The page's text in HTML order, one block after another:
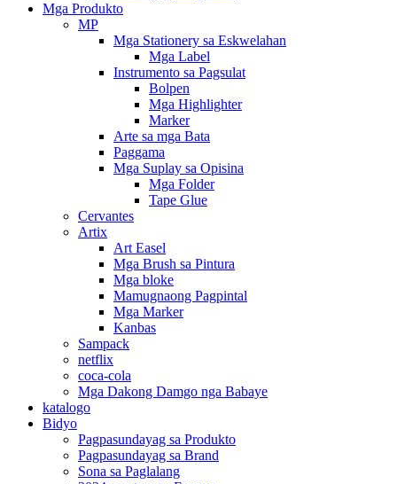
Mga Produkto
MP
Mga Stationery sa Eskwelahan
Mga Label
Instrumento sa Pagsulat
Bolpen
Mga Highlighter
Marker
Arte sa mga Bata
Paggama
Mga Suplay sa Opisina
Mga Folder
Tape Glue
Cervantes
Artix
Art Easel
Mga Brush sa Pintura
Mga bloke
Mamugnaong Pagpintal
Mga Marker
Kanbas
Sampack
netflix
coca-cola
Mga Dakong Damgo nga Babaye
katalogo
Bidyo
Pagpasundayag sa Produkto
Pagpasundayag sa Brand
Sona sa Paglalang